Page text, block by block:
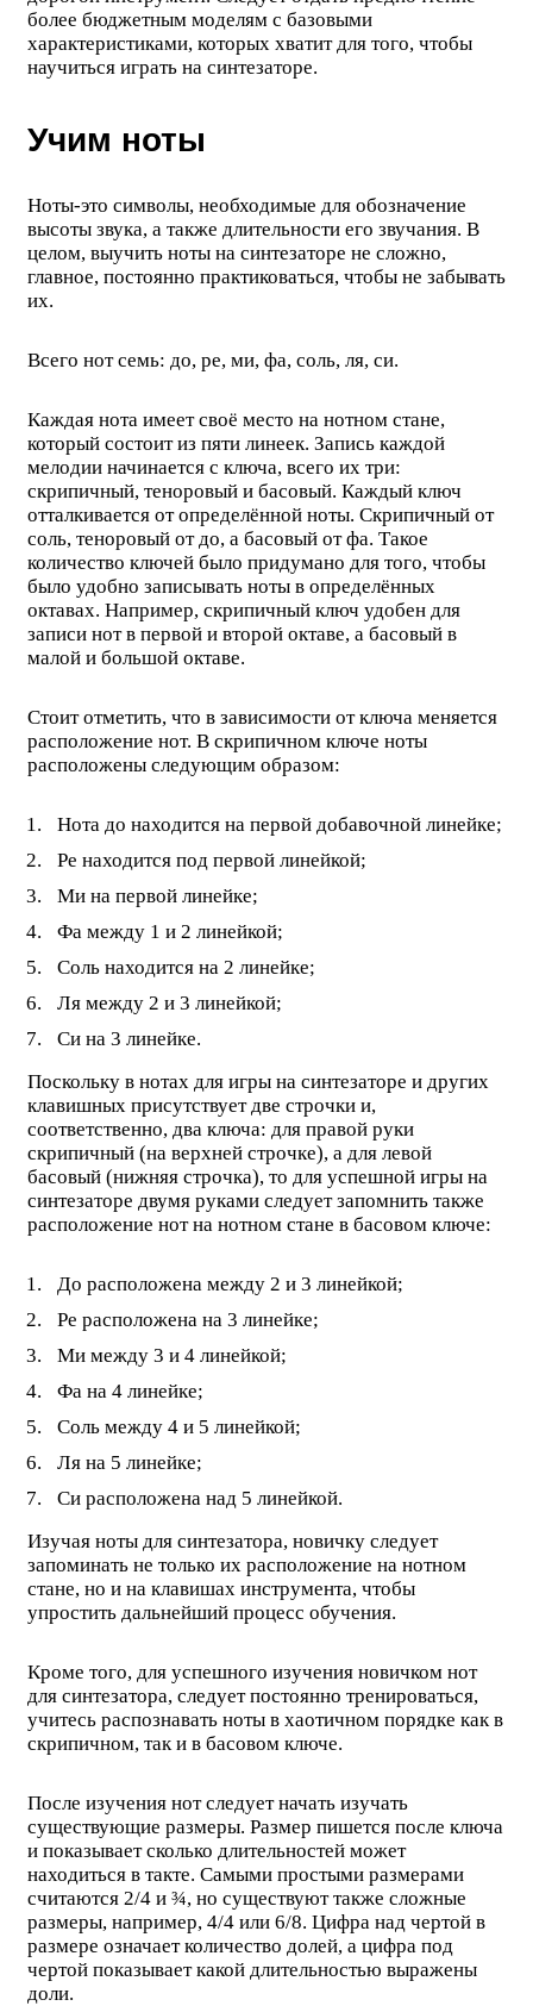
более бюджетным моделям с базовыми
характеристиками, которых хватит для того, чтобы
научиться играть на синтезаторе.
Учим ноты
Ноты-это символы, необходимые для обозначение
высоты звука, а также длительности его звучания. В
целом, выучить ноты на синтезаторе не сложно,
главное, постоянно практиковаться, чтобы не забывать
их.
Всего нот семь: до, ре, ми, фа, соль, ля, си.
Каждая нота имеет своё место на нотном стане,
который состоит из пяти линеек. Запись каждой
мелодии начинается с ключа, всего их три:
скрипичный, теноровый и басовый. Каждый ключ
отталкивается от определённой ноты. Скрипичный от
соль, теноровый от до, а басовый от фа. Такое
количество ключей было придумано для того, чтобы
было удобно записывать ноты в определённых
октавах. Например, скрипичный ключ удобен для
записи нот в первой и второй октаве, а басовый в
малой и большой октаве.
Стоит отметить, что в зависимости от ключа меняется
расположение нот. В скрипичном ключе ноты
расположены следующим образом:
Нота до находится на первой добавочной линейке;
Ре находится под первой линейкой;
Ми на первой линейке;
Фа между 1 и 2 линейкой;
Соль находится на 2 линейке;
Ля между 2 и 3 линейкой;
Си на 3 линейке.
Поскольку в нотах для игры на синтезаторе и других
клавишных присутствует две строчки и,
соответственно, два ключа: для правой руки
скрипичный (на верхней строчке), а для левой
басовый (нижняя строчка), то для успешной игры на
синтезаторе двумя руками следует запомнить также
расположение нот на нотном стане в басовом ключе:
До расположена между 2 и 3 линейкой;
Ре расположена на 3 линейке;
Ми между 3 и 4 линейкой;
Фа на 4 линейке;
Соль между 4 и 5 линейкой;
Ля на 5 линейке;
Си расположена над 5 линейкой.
Изучая ноты для синтезатора, новичку следует
запоминать не только их расположение на нотном
стане, но и на клавишах инструмента, чтобы
упростить дальнейший процесс обучения.
Кроме того, для успешного изучения новичком нот
для синтезатора, следует постоянно тренироваться,
учитесь распознавать ноты в хаотичном порядке как в
скрипичном, так и в басовом ключе.
После изучения нот следует начать изучать
существующие размеры. Размер пишется после ключа
и показывает сколько длительностей может
находиться в такте. Самыми простыми размерами
считаются 2/4 и ¾, но существуют также сложные
размеры, например, 4/4 или 6/8. Цифра над чертой в
размере означает количество долей, а цифра под
чертой показывает какой длительностью выражены
доли.